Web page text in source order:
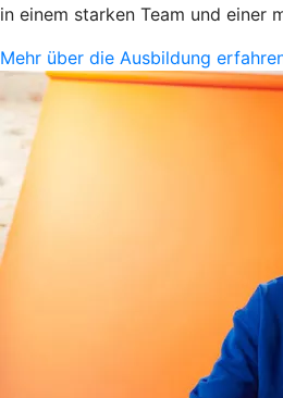
in einem starken Team und einer
Mehr über die Ausbildung